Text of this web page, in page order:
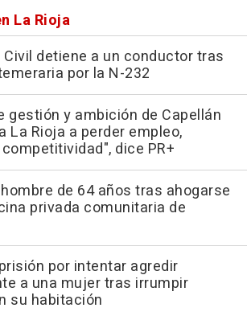
La Rioja
Civil detiene a un conductor tras
por la N-232
gestión y ambición de Capellán
La Rioja a perder empleo,
dice PR+
de 64 años tras ahogarse
privada comunitaria de
por intentar agredir
a una mujer tras irrumpir
su habitación